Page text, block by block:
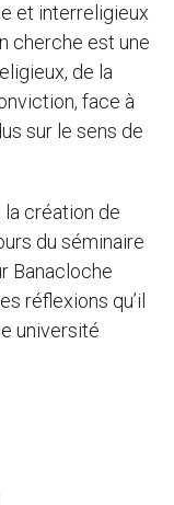
et interreligieux
cherche est une
de la
face à
sur le sens de
la création de
du séminaire
Banacloche
réflexions qu’il
université